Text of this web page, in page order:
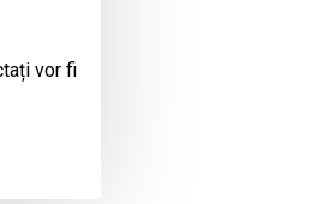
vor fi